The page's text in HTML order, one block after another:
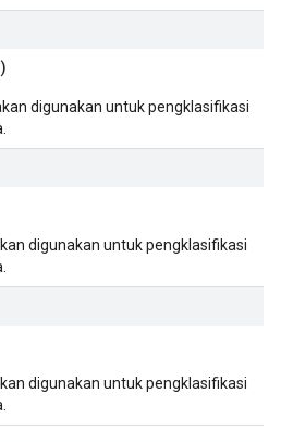
digunakan untuk pengklasifikasi
digunakan untuk pengklasifikasi
digunakan untuk pengklasifikasi